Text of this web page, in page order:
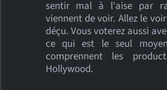
sentir mal à l'aise par
viennent de voir. Allez le
déçu. Vous voterez aussi
ce qui est le seul
comprennent les
Hollywood.